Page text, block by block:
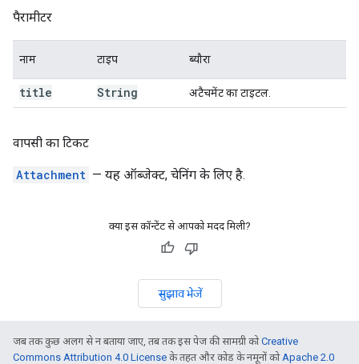
पैरामीटर
नाम टाइप ब्यौरा
title String अटैचमेंट का टाइटल.
वापसी का टिकट
Attachment — यह ऑब्जेक्ट, चेनिंग के लिए है.
क्या इस कॉन्टेंट से आपको मदद मिली?
सुझाव भेजें
जब तक कुछ अलग से न बताया जाए, तब तक इस पेज की सामग्री कोCreative
Commons Attribution 4.0 License के तहत और कोड के नमूनों कोApache 2.0